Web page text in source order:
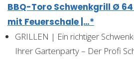
BBQ-Toro Schwenkgrill Ø
mit Feuerschale |…*
GRILLEN | Ein richtiger
Ihrer Gartenparty – Der Profi